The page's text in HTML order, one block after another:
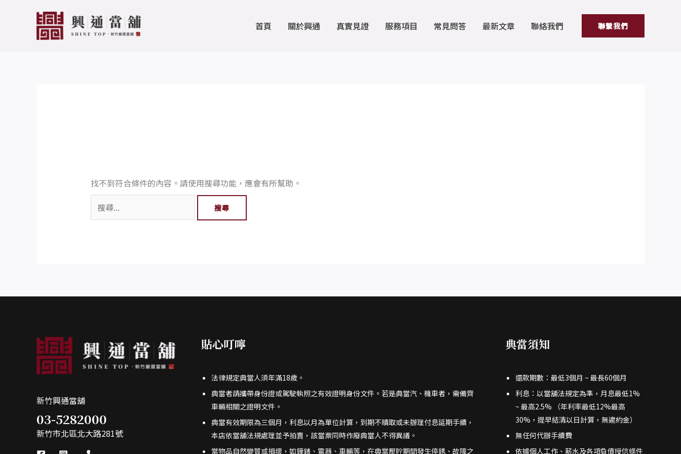
首頁 關於興通 真實見證 服務項目 常見問答 最新文章 聯絡我們 聯繫我們
找不到符合條件的內容。請使用搜尋功能，應會有所幫助。
尋
關
新竹興通當舖
03-5282000
新竹市北區北大路281號
貼心叮嚀
法律規定典當人須年滿18歲。
典當者請攜帶身份證或駕駛執照之有效證明身份文件。若是典當汽、機車者，需備齊
車輛相關之證明文件。
典當有效期限為三個月，利息以月為單位計算，到期不贖取或未辦理付息延期手續，
本店依當舖法規處理並予拍賣，該當票同時作廢典當人不得異議。
當物品自然變質或損壞，如鐘錶、電器、車輛等，在典當壓貯期間發生停銹、故障之
典當須知
還款期數：最低3個月 ~ 最長60個月
利息：以當舖法規定為準，月息最低1%
~ 最高2.5% （年利率最低12%最高
30%，提早結清以日計算，無違約金）
無任何代辦手續費
依據個人工作、薪水及各項負債授信條件